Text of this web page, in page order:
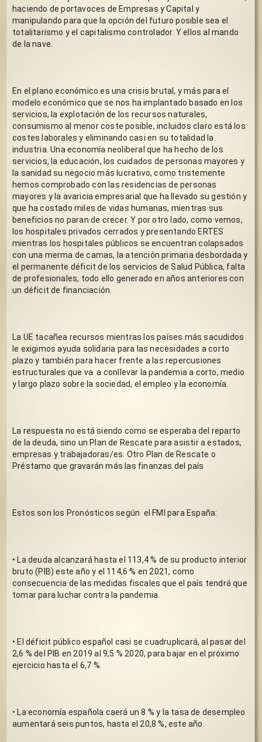
haciendo de portavoces de Empresas y Capital y
manipulando para que la opción del futuro posible sea el
totalitarismo y el capitalismo controlador. Y ellos al mando
de la nave.
En el plano económico es una crisis brutal, y más para el
modelo económico que se nos ha implantado basado en los
servicios, la explotación de los recursos naturales,
consumismo al menor coste posible, incluidos claro está los
costes laborales y eliminando casi en su totalidad la
industria. Una economía neoliberal que ha hecho de los
servicios, la educación, los cuidados de personas mayores y
la sanidad su negocio más lucrativo, como tristemente
hemos comprobado con las residencias de personas
mayores y la avaricia empresarial que ha llevado su gestión y
que ha costado miles de vidas humanas, mientras sus
beneficios no paran de crecer. Y por otro lado, como vemos,
los hospitales privados cerrados y presentando ERTES
mientras los hospitales públicos se encuentran colapsados
con una merma de camas, la atención primaria desbordada y
el permanente déficit de los servicios de Salud Pública, falta
de profesionales, todo ello generado en años anteriores con
un déficit de financiación.
La UE tacañea recursos mientras los países más sacudidos
le exigimos ayuda solidaria para las necesidades a corto
plazo y también para hacer frente a las repercusiones
estructurales que va  a conllevar la pandemia a corto, medio
y largo plazo sobre la sociedad, el empleo y la economía.
La respuesta no está siendo como se esperaba del reparto
de la deuda, sino un Plan de Rescate para asistir a estados,
empresas y trabajadoras/es. Otro Plan de Rescate o
Préstamo que gravarán más las finanzas del país
Estos son los Pronósticos según  el FMI para España:
• La deuda alcanzará hasta el 113,4 % de su producto interior
bruto (PIB) este año y el 114,6 % en 2021, como
consecuencia de las medidas fiscales que el país tendrá que
tomar para luchar contra la pandemia.
• El déficit público español casi se cuadruplicará, al pasar del
2,6 % del PIB en 2019 al 9,5 % 2020, para bajar en el próximo
ejercicio hasta el 6,7 %.
• La economía española caerá un 8 % y la tasa de desempleo
aumentará seis puntos, hasta el 20,8 %, este año.